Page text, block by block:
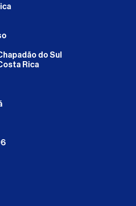
do Sul
Rica